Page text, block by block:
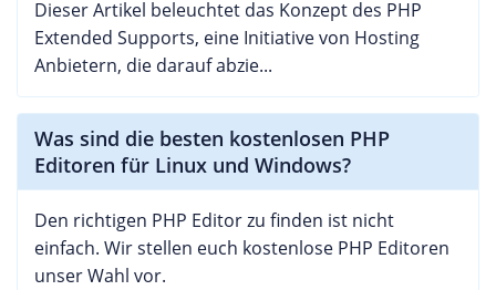
Dieser Artikel beleuchtet das Konzept des PHP
Extended Supports, eine Initiative von Hosting
Anbietern, die darauf abzie...
Was sind die besten kostenlosen PHP
Editoren für Linux und Windows?
Den richtigen PHP Editor zu finden ist nicht
einfach. Wir stellen euch kostenlose PHP Editoren
unser Wahl vor.